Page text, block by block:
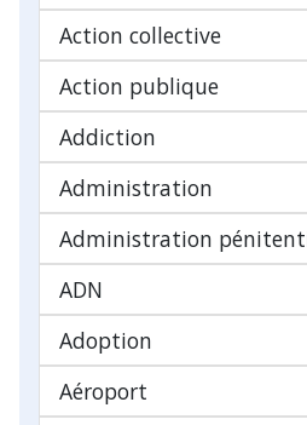
Action collective
Action publique
Addiction
Administration
Administration
ADN
Adoption
Aéroport